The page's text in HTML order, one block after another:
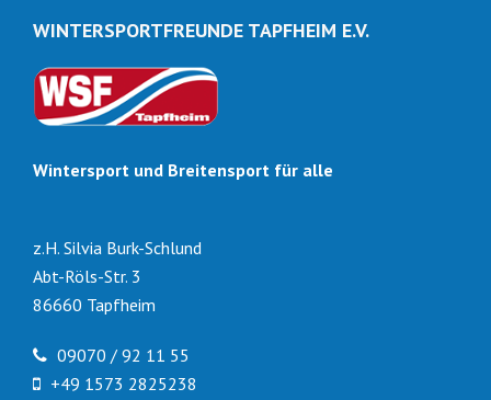
WINTERSPORTFREUNDE TAPFHEIM E.V.
Wintersport und Breitensport für alle
z.H. Silvia Burk-Schlund
Abt-Röls-Str. 3
86660 Tapfheim
09070 / 92 11 55
+49 1573 2825238